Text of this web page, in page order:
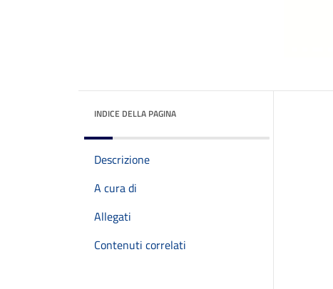
INDICE DELLA PAGINA
Descrizione
A cura di
Allegati
Contenuti correlati